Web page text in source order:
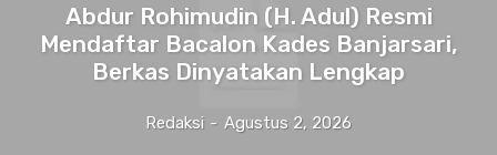
Abdur Rohimudin (H. Adul) Resmi
Mendaftar Bacalon Kades Banjarsari,
Berkas Dinyatakan Lengkap
Redaksi - Agustus 2, 2026